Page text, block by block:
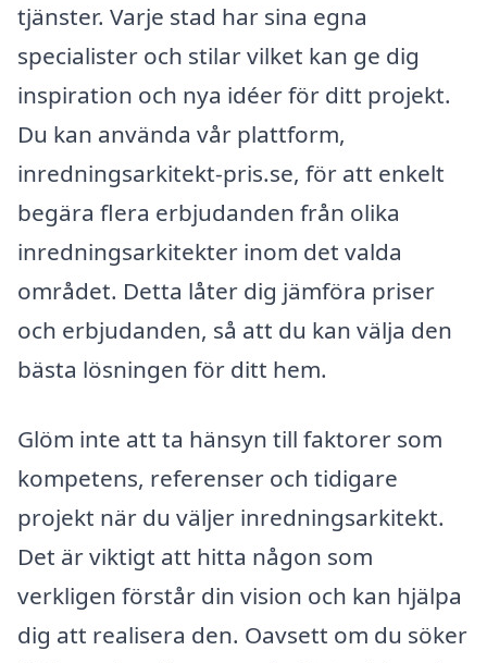
tjänster. Varje stad har sina egna
specialister och stilar vilket kan ge dig
inspiration och nya idéer för ditt projekt.
Du kan använda vår plattform,
inredningsarkitekt-pris.se, för att enkelt
begära flera erbjudanden från olika
inredningsarkitekter inom det valda
området. Detta låter dig jämföra priser
och erbjudanden, så att du kan välja den
bästa lösningen för ditt hem.
Glöm inte att ta hänsyn till faktorer som
kompetens, referenser och tidigare
projekt när du väljer inredningsarkitekt.
Det är viktigt att hitta någon som
verkligen förstår din vision och kan hjälpa
dig att realisera den. Oavsett om du söker